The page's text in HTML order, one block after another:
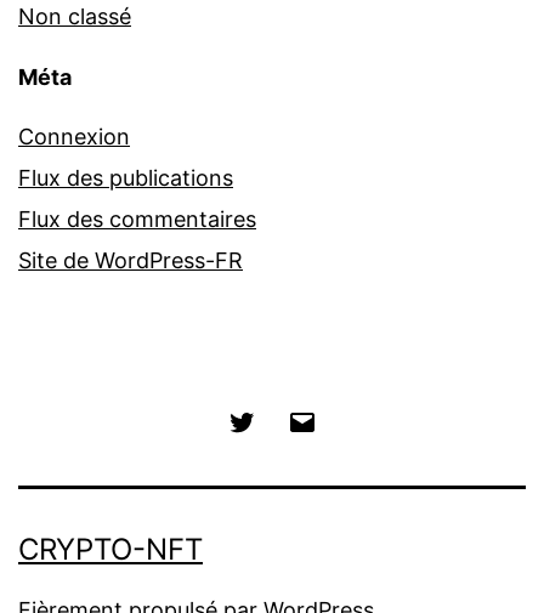
Non classé
Méta
Connexion
Flux des publications
Flux des commentaires
Site de WordPress-FR
Twitter
CRYPTO-NFT